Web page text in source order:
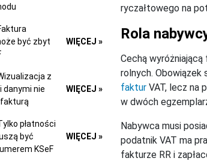
być zbyt
WIĘCEJ »
z
danymi nie
WIĘCEJ »
płatności
być
KSeF
WIĘCEJ »
ryczałtowego na
Rola
Cechą
rolnych. Obowiązek
faktur VAT, lecz na
w dwóch
Nabywca musi
podatnik VAT ma
fakturze RR i